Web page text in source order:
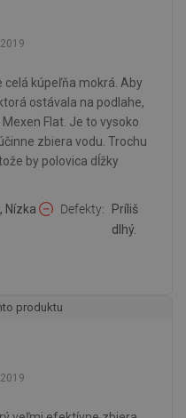
celá kúpeľňa mokrá. Aby
ostávala na podlahe,
Flat. Je to vysoko
zbiera vodu. Trochu
by polovica dĺžky
Nízka
Defekty
Príliš
dlhý.
produktu